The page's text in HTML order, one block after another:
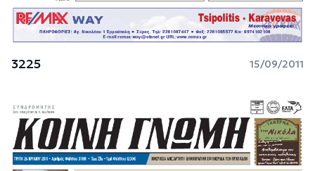
3225 15/09/2011